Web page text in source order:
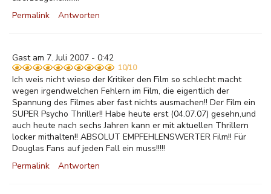
Permalink
Antworten
Gast am 7. Juli 2007 - 0:42
10/10
Ich weis nicht wieso der Kritiker den Film so schlecht macht
wegen irgendwelchen Fehlern im Film, die eigentlich der
Spannung des Filmes aber fast nichts ausmachen!! Der Film ein
SUPER Psycho Thriller!! Habe heute erst (04.07.07) gesehn,und
auch heute nach sechs Jahren kann er mit aktuellen Thrillern
locker mithalten!! ABSOLUT EMPFEHLENSWERTER Film!! Für
Douglas Fans auf jeden Fall ein muss!!!!!
Permalink
Antworten